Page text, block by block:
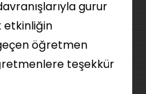
gurur
etkinliğin
öğretmen
teşekkür